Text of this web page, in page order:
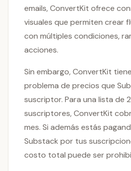
emails, ConvertKit ofrece
visuales que permiten crear
con múltiples condiciones,
acciones.
Sin embargo, ConvertKit
problema de precios que
suscriptor. Para una lista de
suscriptores, ConvertKit
mes. Si además estás
Substack por tus
costo total puede ser